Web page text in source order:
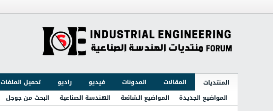
المنتديات المقالات المدونات فيديو راديو تحميل الملفات
المواضيع الجديدة
المواضيع الشائعة الهندسة الصناعية
البحث من جوجل